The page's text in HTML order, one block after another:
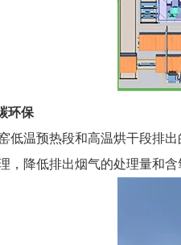
环保
低温预热段和高温烘干段排
，降低排出烟气的处理量和含